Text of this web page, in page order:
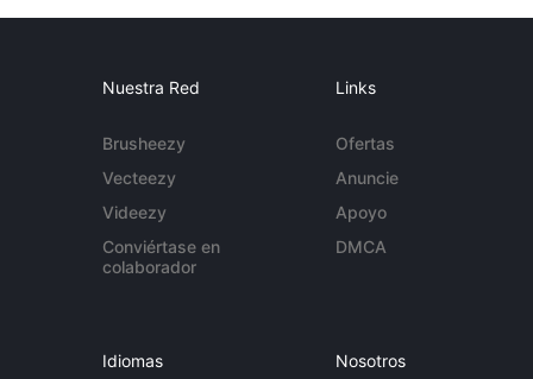
Nuestra Red
Brusheezy
Vecteezy
Videezy
Conviértase en
colaborador
Links
Ofertas
Anuncie
Apoyo
DMCA
Idiomas Nosotros